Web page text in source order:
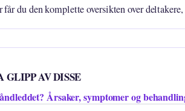
får du den komplette oversikten over
GLIPP AV DISSE
Årsaker, symptomer og